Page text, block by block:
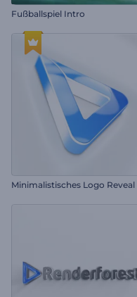
Fußballspiel Intro
Minimalistisches Logo Reveal